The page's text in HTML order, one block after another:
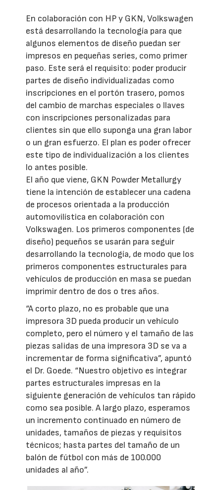
En colaboración con HP y GKN, Volkswagen
está desarrollando la tecnología para que
algunos elementos de diseño puedan ser
impresos en pequeñas series, como primer
paso. Este será el requisito: poder producir
partes de diseño individualizadas como
inscripciones en el portón trasero, pomos
del cambio de marchas especiales o llaves
con inscripciones personalizadas para
clientes sin que ello suponga una gran labor
o un gran esfuerzo. El plan es poder ofrecer
este tipo de individualización a los clientes
lo antes posible.
El año que viene, GKN Powder Metallurgy
tiene la intención de establecer una cadena
de procesos orientada a la producción
automovilística en colaboración con
Volkswagen. Los primeros componentes (de
diseño) pequeños se usarán para seguir
desarrollando la tecnología, de modo que los
primeros componentes estructurales para
vehículos de producción en masa se puedan
imprimir dentro de dos o tres años.
“A corto plazo, no es probable que una
impresora 3D pueda producir un vehículo
completo, pero el número y el tamaño de las
piezas salidas de una impresora 3D se va a
incrementar de forma significativa”, apuntó
el Dr. Goede. “Nuestro objetivo es integrar
partes estructurales impresas en la
siguiente generación de vehículos tan rápido
como sea posible. A largo plazo, esperamos
un incremento continuado en número de
unidades, tamaños de piezas y requisitos
técnicos; hasta partes del tamaño de un
balón de fútbol con más de 100.000
unidades al año”.